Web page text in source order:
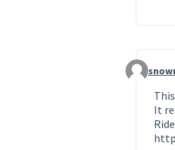
It